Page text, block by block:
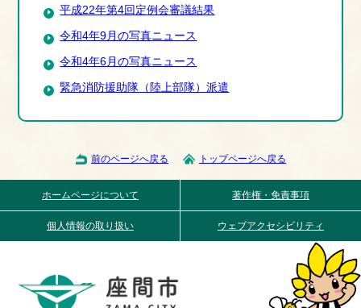
平成22年第4回定例会審議結果
令和4年9月の写真ニュース
令和4年6月の写真ニュース
緊急消防援助隊（陸上部隊）派遣
前のページへ戻る トップページへ戻る
ホームページについて 著作権・免責事項
個人情報の取り扱い ウェブアクセシビリティ